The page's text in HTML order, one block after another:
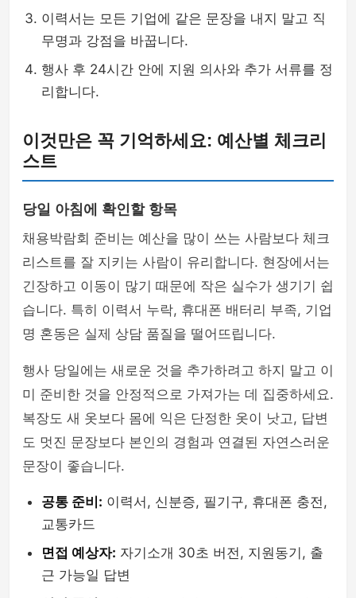
이력서는 모든 기업에 같은 문장을 내지 말고 직
무명과 강점을 바꿉니다.
행사 후 24시간 안에 지원 의사와 추가 서류를 정
리합니다.
이것만은 꼭 기억하세요: 예산별 체크리
스트
당일 아침에 확인할 항목
채용박람회 준비는 예산을 많이 쓰는 사람보다 체크
리스트를 잘 지키는 사람이 유리합니다. 현장에서는
긴장하고 이동이 많기 때문에 작은 실수가 생기기 쉽
습니다. 특히 이력서 누락, 휴대폰 배터리 부족, 기업
명 혼동은 실제 상담 품질을 떨어뜨립니다.
행사 당일에는 새로운 것을 추가하려고 하지 말고 이
미 준비한 것을 안정적으로 가져가는 데 집중하세요.
복장도 새 옷보다 몸에 익은 단정한 옷이 낫고, 답변
도 멋진 문장보다 본인의 경험과 연결된 자연스러운
문장이 좋습니다.
공통 준비: 이력서, 신분증, 필기구, 휴대폰 충전,
교통카드
면접 예상자: 자기소개 30초 버전, 지원동기, 출
근 가능일 답변